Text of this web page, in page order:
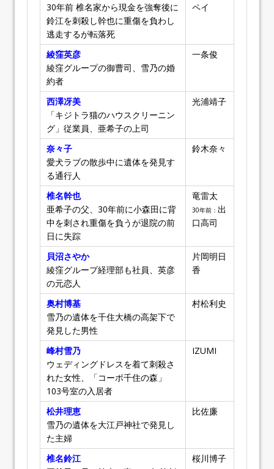
30年前 椎名家から現金を強奪後に
鈴江を刺殺し幹也に重傷を負わし
逃走するが転落死
ペイ
綾窪英彦
綾窪グループの御曹司、雪乃の婚
約者
一条俊
西澤冴美
「キジトラ猫のハウスクリーニン
グ」従業員、亜希子の上司
光浦靖子
奈々子
愛犬ラブの散歩中に遺体を発見す
る通行人
鈴木奈々
椎名幹也
亜希子の父、30年前に小森田に背
中を刺され重傷を負うが退院の前
日に失踪
竜雷太
30年前： 出
口高司
貝沼さやか
綾窪グループ経理部も社員、英彦
の元恋人
片岡明日
香
奥村博基
雪乃の遺体を千住大橋の高架下で
発見した男性
村松利史
峰村雪乃
ウェディングドレスを着て刺殺さ
れた女性、「コーポ千住の森」
103号室の入居者
IZUMI
松井理恵
雪乃の遺体を大江戸神社で発見し
た主婦
比佐廉
椎名鈴江
桜川博子